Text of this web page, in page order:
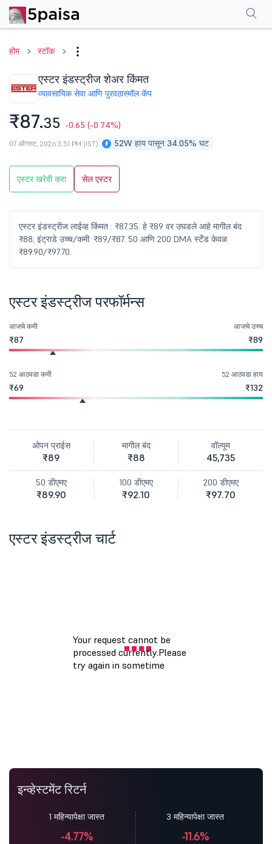
होम स्टॉक
एस्टर इंडस्ट्रीज शेअर किंमत
व्यावसायिक सेवा आणि पुरवठास्मॉल कॅप
₹87.35 -0.65 (-0.74%)
52W हाय पासून 34.05% घट
07 ऑगस्ट, 2026 3:51 PM (IST)
एस्टर खरेदी करा सेल एस्टर
एस्टर इंडस्ट्रीज लाईव्ह किंमत : ₹87.35. हे ₹89 वर उघडले आहे मागील बंद
₹88; इंट्राडे उच्च/कमी: ₹89/₹87. 50 आणि 200 DMA स्टँड केवळ
₹89.90/₹97.70.
परफॉर्मन्सफायनान्शियल्स एफएक्यू
एस्टर इंडस्ट्रीज परफॉर्मन्स
आजचे कमी
₹87
आजचे उच्च
₹89
52 आठवडा कमी
₹69
52 आठवडा हाय
₹132
ओपन प्राईस
₹89
मागील बंद
₹88
वॉल्यूम
45,735
50 डीएमए
₹89.90
100 डीएमए
₹92.10
200 डीएमए
₹97.70
एस्टर इंडस्ट्रीज चार्ट
इन्व्हेस्टमेंट रिटर्न
1 महिन्यापेक्षा जास्त
-4.77%
3 महिन्यापेक्षा जास्त
-11.6%